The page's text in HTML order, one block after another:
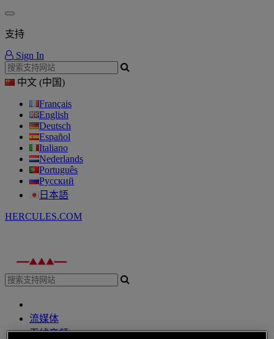
支持
Sign In
中文 (中国)
Français
English
Deutsch
Español
Italiano
Nederlands
Português
Русский
日本語
HERCULES.COM
流媒体
无线音频